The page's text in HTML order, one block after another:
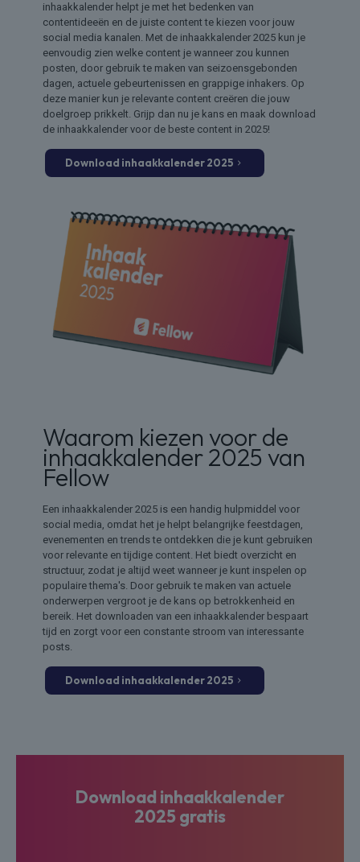
inhaakkalender helpt je met het bedenken van
contentideeën en de juiste content te kiezen voor jouw
social media kanalen. Met de inhaakkalender 2025 kun je
eenvoudig zien welke content je wanneer zou kunnen
posten, door gebruik te maken van seizoensgebonden
dagen, actuele gebeurtenissen en grappige inhakers. Op
deze manier kun je relevante content creëren die jouw
doelgroep prikkelt. Grijp dan nu je kans en maak download
de inhaakkalender voor de beste content in 2025!
Download inhaakkalender 2025
Waarom kiezen voor de
inhaakkalender 2025 van
Fellow
Een inhaakkalender 2025 is een handig hulpmiddel voor
social media, omdat het je helpt belangrijke feestdagen,
evenementen en trends te ontdekken die je kunt gebruiken
voor relevante en tijdige content. Het biedt overzicht en
structuur, zodat je altijd weet wanneer je kunt inspelen op
populaire thema's. Door gebruik te maken van actuele
onderwerpen vergroot je de kans op betrokkenheid en
bereik. Het downloaden van een inhaakkalender bespaart
tijd en zorgt voor een constante stroom van interessante
posts.
Download inhaakkalender 2025
Download inhaakkalender
2025 gratis